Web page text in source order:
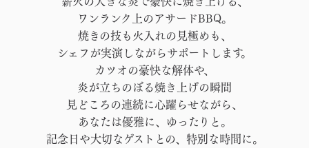
ワンランク上のアサードBBQ。
焼きの技も火入れの見極めも、
シェフが実演しながらサポートします。
カツオの豪快な解体や、
炎が立ちのぼる焼き上げの瞬間
見どころの連続に心躍らせながら、
あなたは優雅に、ゆったりと。
記念日や大切なゲストとの、特別な時間に。